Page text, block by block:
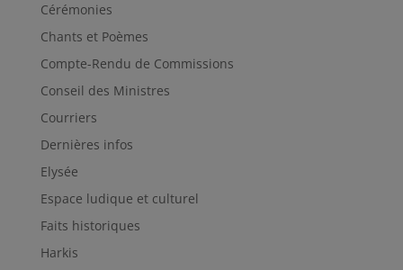
Cérémonies
Chants et Poèmes
Compte-Rendu de Commissions
Conseil des Ministres
Courriers
Dernières infos
Elysée
Espace ludique et culturel
Faits historiques
Harkis